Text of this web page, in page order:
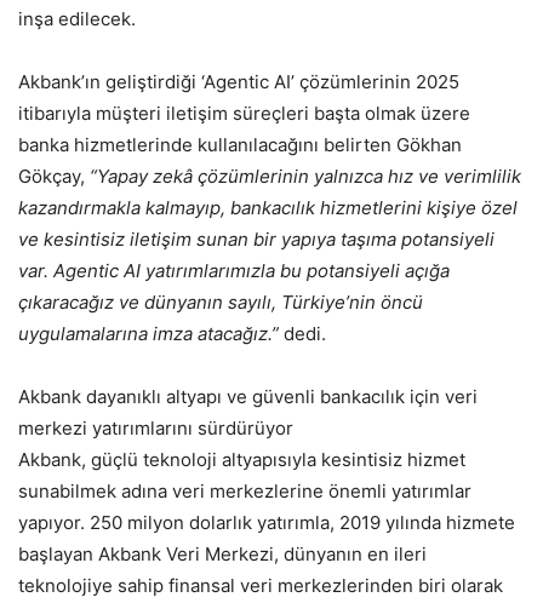
inşa edilecek.
Akbank’ın geliştirdiği ‘Agentic AI’ çözümlerinin 2025
itibarıyla müşteri iletişim süreçleri başta olmak üzere
banka hizmetlerinde kullanılacağını belirten Gökhan
Gökçay, “Yapay zekâ çözümlerinin yalnızca hız ve verimlilik
kazandırmakla kalmayıp, bankacılık hizmetlerini kişiye özel
ve kesintisiz iletişim sunan bir yapıya taşıma potansiyeli
var. Agentic AI yatırımlarımızla bu potansiyeli açığa
çıkaracağız ve dünyanın sayılı, Türkiye’nin öncü
uygulamalarına imza atacağız.” dedi.
Akbank dayanıklı altyapı ve güvenli bankacılık için veri
merkezi yatırımlarını sürdürüyor
Akbank, güçlü teknoloji altyapısıyla kesintisiz hizmet
sunabilmek adına veri merkezlerine önemli yatırımlar
yapıyor. 250 milyon dolarlık yatırımla, 2019 yılında hizmete
başlayan Akbank Veri Merkezi, dünyanın en ileri
teknolojiye sahip finansal veri merkezlerinden biri olarak